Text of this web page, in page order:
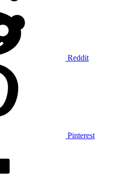
Reddit
Pinterest